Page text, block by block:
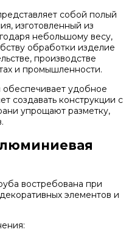
собой полый
изготовленный из
небольшому весу,
обработки изделие
производстве
и промышленности.
удобное
создавать конструкции с
упрощают разметку,
востребована при
элементов и